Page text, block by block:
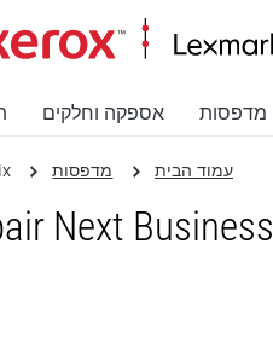
מדפסות אספקה וחלקים
עמוד הבית מדפסות
Next Business